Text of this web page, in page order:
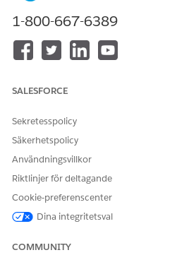
Filtrera eller skanna efter
Till exempel kräver
Efternamn.
andra fält obligatoriska.
posttyp eftersom kraven kan
LÖSTE DENNA ARTIKEL
Berätta för oss vad vi
1-800-667-6389
SALESFORCE
Sekretesspolicy
Säkerhetspolicy
Användningsvillkor
Riktlinjer för deltagande
Cookie-preferenscenter
Dina integritetsval
COMMUNITY